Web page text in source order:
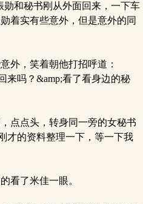
和秘书刚从外面回来，一下车
着实有些意外，但是意外的同
外，笑着朝他打招呼道：
来吗？&amp;看了看身边的秘
点点头，转身同一旁的女秘书
才的资料整理一下，等一下我
看了米佳一眼。